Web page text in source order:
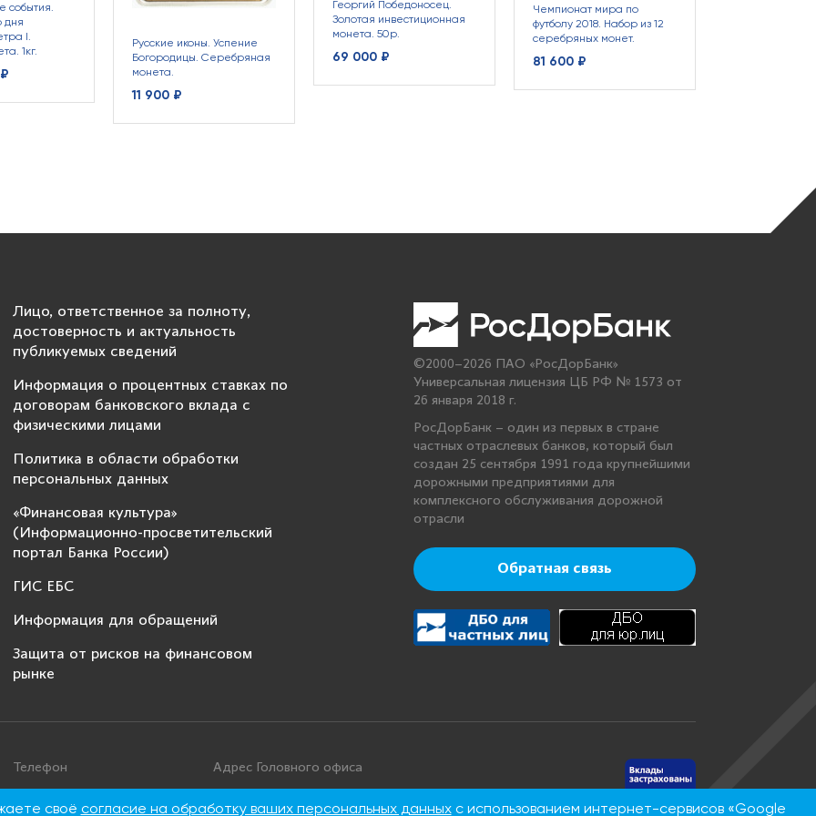
события.
дня
I.
1кг.
Русские иконы. Успение
Богородицы. Серебряная
монета.
11 900 ₽
Георгий Победоносец.
Золотая инвестиционная
монета. 50р.
69 000 ₽
Чемпионат мира по
футболу 2018. Набор из 12
серебряных монет.
81 600 ₽
Лицо, ответственное за полноту,
достоверность и актуальность
публикуемых сведений
Информация о процентных ставках по
договорам банковского вклада с
физическими лицами
Политика в области обработки
персональных данных
«Финансовая культура»
(Информационно-просветительский
портал Банка России)
ГИС ЕБС
Информация для обращений
Защита от рисков на финансовом
рынке
©2000–2026 ПАО «РосДорБанк»
Универсальная лицензия ЦБ РФ № 1573 от
26 января 2018 г.
РосДорБанк – один из первых в стране
частных отраслевых банков, который был
создан 25 сентября 1991 года крупнейшими
дорожными предприятиями для
комплексного обслуживания дорожной
отрасли
Обратная связь
Телефон Адрес Головного офиса
своё согласие на обработку ваших персональных данныхс использованием интернет-сервисов «Google